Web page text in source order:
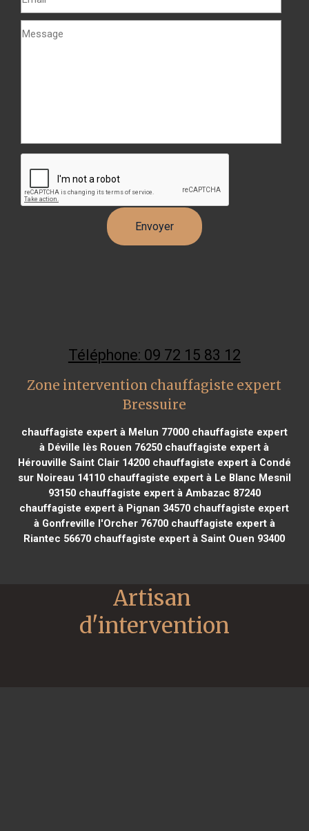
Téléphone: 09 72 15 83 12
Zone intervention chauffagiste expert
Bressuire
chauffagiste expert à Melun 77000chauffagiste expert
à Déville lès Rouen 76250 chauffagiste expert à
Hérouville Saint Clair 14200chauffagiste expert à Condé
sur Noireau 14110chauffagiste expert à Le Blanc Mesnil
93150chauffagiste expert à Ambazac 87240
chauffagiste expert à Pignan 34570 chauffagiste expert
à Gonfreville l'Orcher 76700chauffagiste expert à
Riantec 56670 chauffagiste expert à Saint Ouen 93400
Artisan
d'intervention